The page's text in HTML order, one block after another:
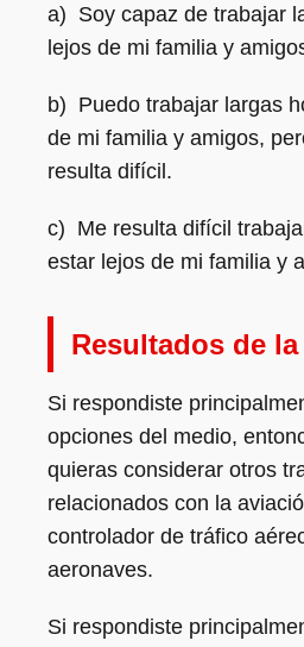
a) Soy capaz de trabajar
lejos de mi familia y
b) Puedo trabajar largas
de mi familia y amigos,
resulta difícil.
c) Me resulta difícil
estar lejos de mi familia y
Resultados de
Si respondiste
opciones del medio,
quieras considerar otros
relacionados con la
controlador de tráfico
aeronaves.
Si respondiste